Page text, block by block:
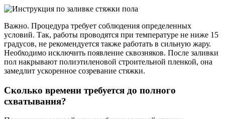
Важно. Процедура требует соблюдения определенных
условий. Так, работы проводятся при температуре не ниже 15
градусов, не рекомендуется также работать в сильную жару.
Необходимо исключить появление сквозняков. После заливки
пол накрывают полиэтиленовой строительной пленкой, она
замедлит ускоренное созревание стяжки.
Сколько времени требуется до полного
схватывания?